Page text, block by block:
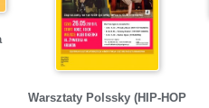
Warsztaty Polssky (HIP-HOP